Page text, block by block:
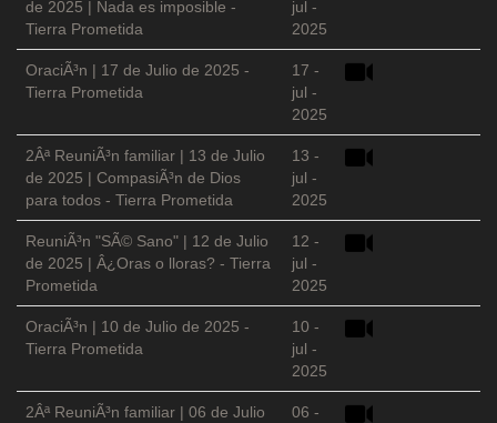
de 2025 | Nada es imposible -
Tierra Prometida
jul -
2025
OraciÃ³n | 17 de Julio de 2025 -
Tierra Prometida
17 -
jul -
2025
2Âª ReuniÃ³n familiar | 13 de Julio
de 2025 | CompasiÃ³n de Dios
para todos - Tierra Prometida
13 -
jul -
2025
ReuniÃ³n "SÃ© Sano" | 12 de Julio
de 2025 | Â¿Oras o lloras? - Tierra
Prometida
12 -
jul -
2025
OraciÃ³n | 10 de Julio de 2025 -
Tierra Prometida
10 -
jul -
2025
2Âª ReuniÃ³n familiar | 06 de Julio
06 -